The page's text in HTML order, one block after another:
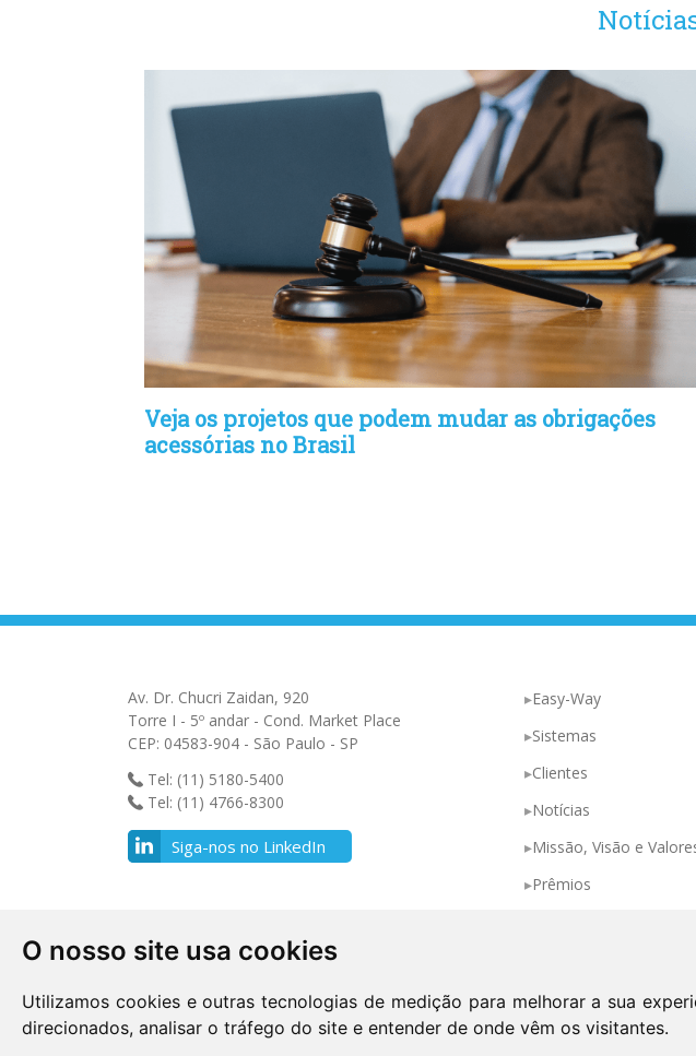
O nosso site usa cookies
Utilizamos cookies e outras tecnologias de medição para melhorar a sua
direcionados, analisar o tráfego do site e entender de onde vêm os visitantes.
Veja os projetos que podem mudar as obrigações
acessórias no Brasil
Av. Dr. Chucri Zaidan, 920
Torre I - 5º andar - Cond. Market Place
CEP: 04583-904 - São Paulo - SP
Tel: (11) 5180-5400
Tel: (11) 4766-8300
Siga-nos no LinkedIn
Easy-Way
Sistemas
Clientes
Notícias
Missão, Visão e
Prêmios